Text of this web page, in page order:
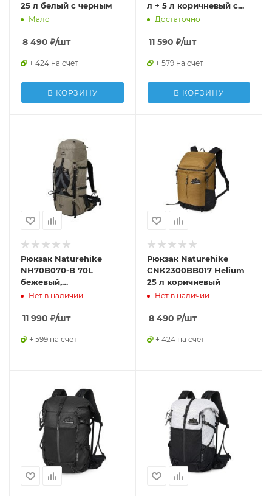
25 л белый с черным
Мало
8 490 ₽/шт
+ 424 на счет
В КОРЗИНУ
л + 5 л коричневый с
черным
Достаточно
11 590 ₽/шт
+ 579 на счет
В КОРЗИНУ
Рюкзак Naturehike
NH70B070-B 70L
бежевый,
6975641887461
Нет в наличии
11 990 ₽/шт
+ 599 на счет
Рюкзак Naturehike
CNK2300BB017 Helium
25 л коричневый
Нет в наличии
8 490 ₽/шт
+ 424 на счет